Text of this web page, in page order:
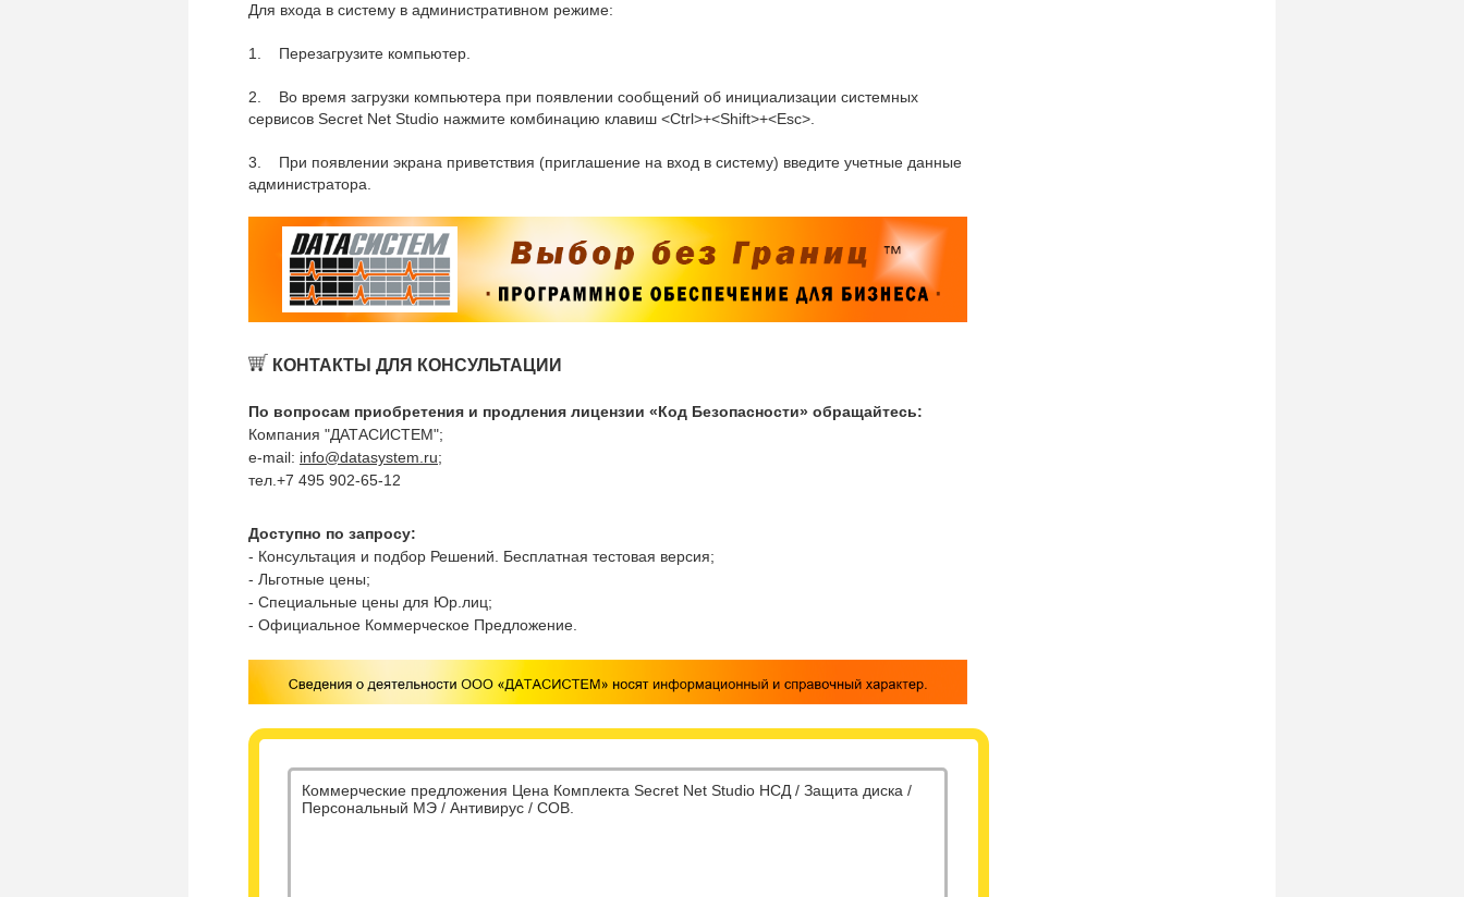
Для входа в систему в административном режиме:
1. Перезагрузите компьютер.
2. Во время загрузки компьютера при появлении сообщений об инициализации системных
сервисов Secret Net Studio нажмите комбинацию клавиш <Ctrl>+<Shift>+<Esc>.
3. При появлении экрана приветствия (приглашение на вход в систему) введите учетные данные
администратора.
КОНТАКТЫ ДЛЯ КОНСУЛЬТАЦИИ
По вопросам приобретения и продления лицензии «Код Безопасности» обращайтесь:
Компания "ДАТАСИСТЕМ";
e-mail: info@datasystem.ru;
тел.+7 495 902-65-12
Доступно по запросу:
- Консультация и подбор Решений. Бесплатная тестовая версия;
- Льготные цены;
- Специальные цены для Юр.лиц;
- Официальное Коммерческое Предложение.